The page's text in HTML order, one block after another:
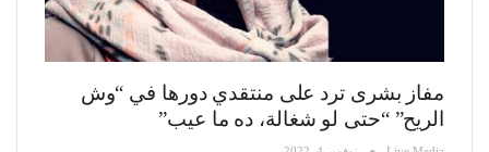
مفاز بشرى ترد على منتقدي دورها في “وش
الريح” “حتى لو شغالة، ده ما عيب”